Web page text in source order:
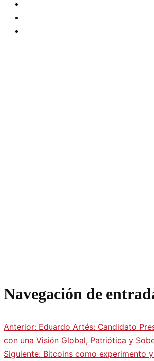
Navegación de
Anterior: Eduardo Artés: Candidato
con una Visión Global, Patriótica y
Siguiente: Bitcoins como experimento